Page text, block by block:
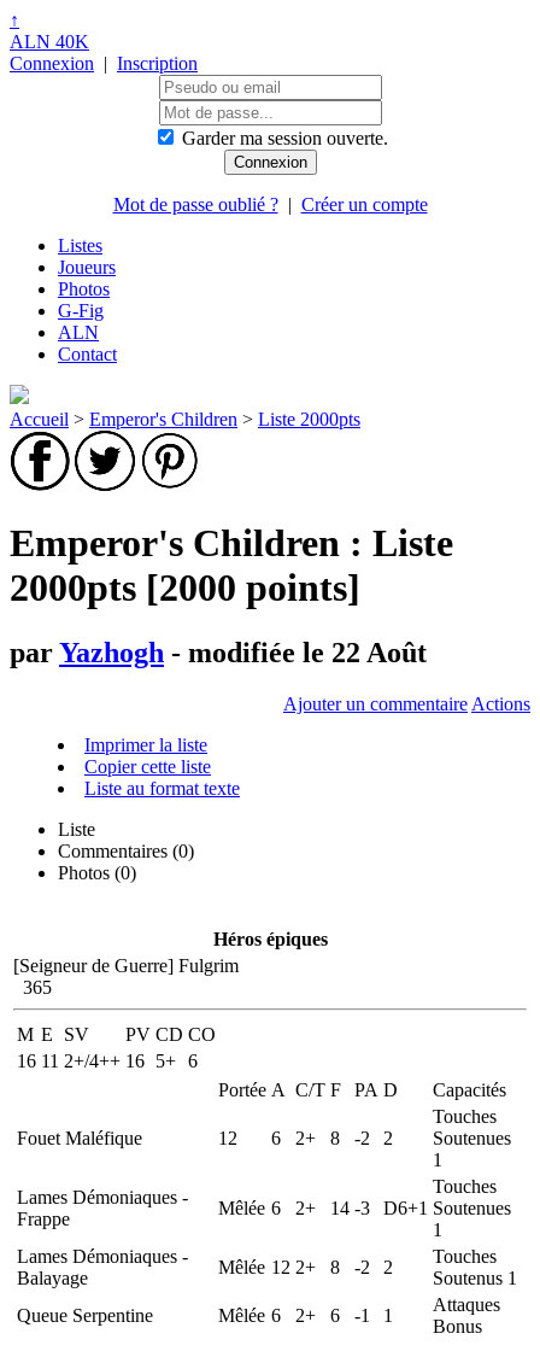
↑
ALN 40K
Connexion | Inscription
Garder ma session ouverte.
Mot de passe oublié ?| Créer un compte
Listes
Joueurs
Photos
G-Fig
ALN
Contact
Accueil > Emperor's Children > Liste 2000pts
Emperor's Children : Liste
2000pts [2000 points]
parYazhogh - modifiée le 22 Août
Ajouter un commentaire Actions
Imprimer la liste
Copier cette liste
Liste au format texte
Liste
Commentaires (0)
Photos (0)
Héros épiques
[Seigneur de Guerre] Fulgrim
365
M E SV PV CD CO
16 11 2+/4++ 16 5+ 6
Portée A C/T F PA D Capacités
Fouet Maléfique 12 6 2+ 8 -2 2
Touches
Soutenues
1
Lames Démoniaques -
Frappe
Mêlée 6 2+ 14 -3 D6+1
Touches
Soutenues
1
Lames Démoniaques -
Balayage
Mêlée 12 2+ 8 -2 2
Touches
Soutenus 1
Queue Serpentine
Mêlée 6 2+ 6 -1 1
Attaques
Bonus